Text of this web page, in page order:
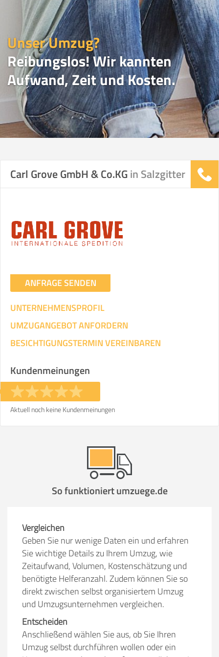
Unser Umzug?
Reibungslos! Wir kannten
Aufwand, Zeit und Kosten.
UMZUGSVERGLEICH
Umzugsdaten für Tragen und
Transportieren
Ihre Angaben:
am
Selbst umziehen
Stunden
KOSTENSCHÄTZUNG:
Mit Umzugsunternehmen.
Mitarbeiter Zeit pro Mitarbeiter Gesamt-Arbeitszeit
Carl Grove GmbH & Co.KGin Salzgitter
ANFRAGE SENDEN
UNTERNEHMENSPROFIL
UMZUGANGEBOT ANFORDERN
BESICHTIGUNGSTERMIN VEREINBAREN
Kundenmeinungen
Aktuell noch keine Kundenmeinungen
So funktioniert umzuege.de
Vergleichen
Geben Sie nur wenige Daten ein und erfahren
Sie wichtige Details zu Ihrem Umzug, wie
Zeitaufwand, Volumen, Kostenschätzung und
benötigte Helferanzahl. Zudem können Sie so
direkt zwischen selbst organisiertem Umzug
und Umzugsunternehmen vergleichen.
Entscheiden
Anschließend wählen Sie aus, ob Sie Ihren
Umzug selbst durchführen wollen oder ein